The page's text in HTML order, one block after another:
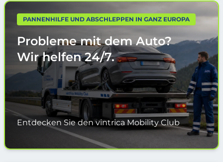
PANNENHILFE UND ABSCHLEPPEN IN GANZ EUROPA
Probleme mit dem Auto?
Wir helfen24/7.
Entdecken Sie den vintrica Mobility Club